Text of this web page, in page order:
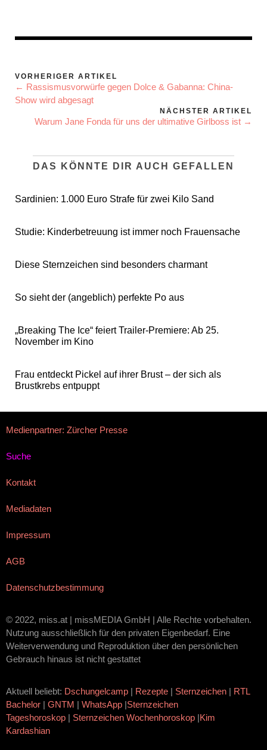
VORHERIGER ARTIKEL
← Rassismusvorwürfe gegen Dolce & Gabanna: China-
Show wird abgesagt
NÄCHSTER ARTIKEL
Warum Jane Fonda für uns der ultimative Girlboss ist →
DAS KÖNNTE DIR AUCH GEFALLEN
Sardinien: 1.000 Euro Strafe für zwei Kilo Sand
Studie: Kinderbetreuung ist immer noch Frauensache
Diese Sternzeichen sind besonders charmant
So sieht der (angeblich) perfekte Po aus
„Breaking The Ice“ feiert Trailer-Premiere: Ab 25.
November im Kino
Frau entdeckt Pickel auf ihrer Brust – der sich als
Brustkrebs entpuppt
Medienpartner: Zürcher Presse
Suche
Kontakt
Mediadaten
Impressum
AGB
Datenschutzbestimmung
© 2022, miss.at | missMEDIA GmbH | Alle Rechte vorbehalten.
Nutzung ausschließlich für den privaten Eigenbedarf. Eine
Weiterverwendung und Reproduktion über den persönlichen
Gebrauch hinaus ist nicht gestattet
Aktuell beliebt: Dschungelcamp | Rezepte | Sternzeichen | RTL
Bachelor | GNTM | WhatsApp |Sternzeichen
Tageshoroskop | Sternzeichen Wochenhoroskop |Kim
Kardashian